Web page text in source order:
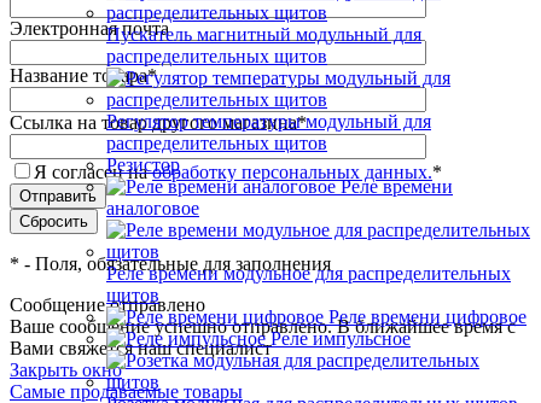
Пускатель магнитный модульный для
распределительных щитов
Регулятор температуры модульный для
распределительных щитов
Резистор
Реле времени
аналоговое
Реле времени модульное для распределительных
щитов
Реле времени цифровое
Реле импульсное
Электронная почта
Название товара*
Ссылка на товар другого магазина*
Я согласен наобработку персональных данных.*
* - Поля, обязательные для заполнения
Сообщение отправлено
Ваше сообщение успешно отправлено. В ближайшее время с
Вами свяжется наш специалист
Закрыть окно
Самые продаваемые товары